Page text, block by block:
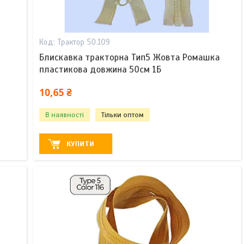
Трактор 50.109
Блискавка тракторна Тип5 Жовта Ромашка
пластикова довжина 50см 1Б
10,65 ₴
В наявності Тільки оптом
КУПИТИ